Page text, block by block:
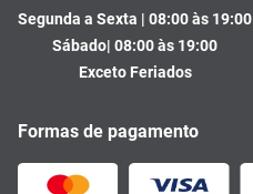
Segunda a Sexta | 08:00 às 19:00
Sábado| 08:00 às 19:00
Exceto Feriados
Formas de pagamento